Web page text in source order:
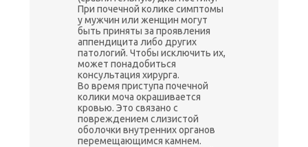
При почечной колике симптомы
у мужчин или женщин могут
быть приняты за проявления
аппендицита либо других
патологий. Чтобы исключить их,
может понадобиться
консультация хирурга.
Во время приступа почечной
колики моча окрашивается
кровью. Это связано с
повреждением слизистой
оболочки внутренних органов
перемещающимся камнем.